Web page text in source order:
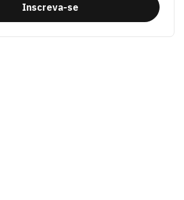
Inscreva-se